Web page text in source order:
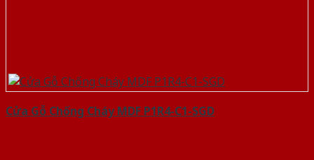
Cửa Gỗ Chống Cháy MDF P1R4-C1-SGD